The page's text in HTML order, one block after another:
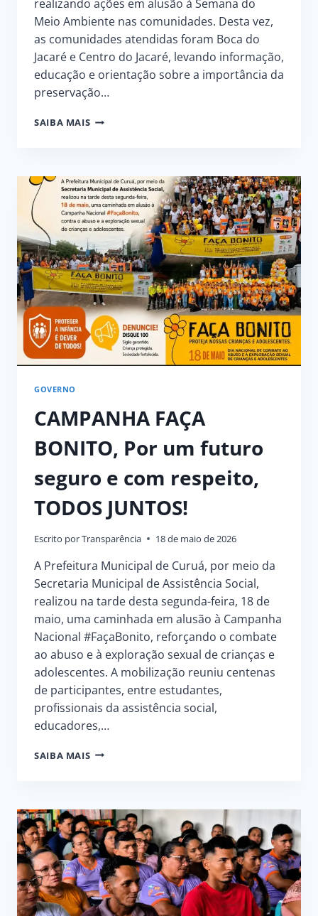
realizando ações em alusão à Semana do
Meio Ambiente nas comunidades. Desta vez,
as comunidades atendidas foram Boca do
Jacaré e Centro do Jacaré, levando informação,
educação e orientação sobre a importância da
preservação…
SAIBA MAISSEMMA
ENGENHARIA
FLORESTAL
REALIZAM
AÇÃO
EDUCATIVA
NA
REGIÃO
DA
VÁRZEA
GOVERNO
CAMPANHA FAÇA
BONITO, Por um futuro
seguro e com respeito,
TODOS JUNTOS!
Escrito porTransparência 18 de maio de 2026
A Prefeitura Municipal de Curuá, por meio da
Secretaria Municipal de Assistência Social,
realizou na tarde desta segunda-feira, 18 de
maio, uma caminhada em alusão à Campanha
Nacional #FaçaBonito, reforçando o combate
ao abuso e à exploração sexual de crianças e
adolescentes. A mobilização reuniu centenas
de participantes, entre estudantes,
profissionais da assistência social,
educadores,…
SAIBA MAISCAMPANHA
UM
FUTURO
SEGURO
E
COM
RESPEITO,
TODOS
JUNTOS!